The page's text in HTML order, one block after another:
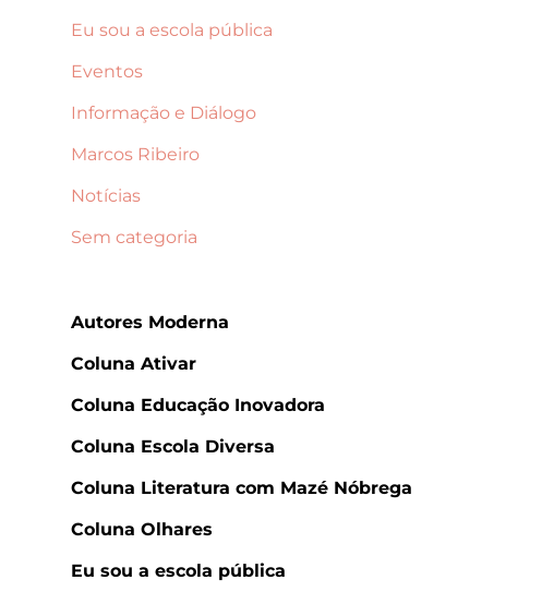
Eu sou a escola pública
Eventos
Informação e Diálogo
Marcos Ribeiro
Notícias
Sem categoria
Autores Moderna
Coluna Ativar
Coluna Educação Inovadora
Coluna Escola Diversa
Coluna Literatura com Mazé Nóbrega
Coluna Olhares
Eu sou a escola pública